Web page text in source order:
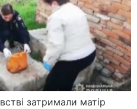
затримали матір